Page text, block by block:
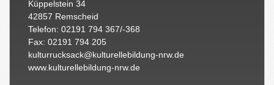
Küppelstein 34
42857 Remscheid
Telefon: 02191 794 367/-368
Fax: 02191 794 205
kulturrucksack@kulturellebildung-nrw.de
www.kulturellebildung-nrw.de